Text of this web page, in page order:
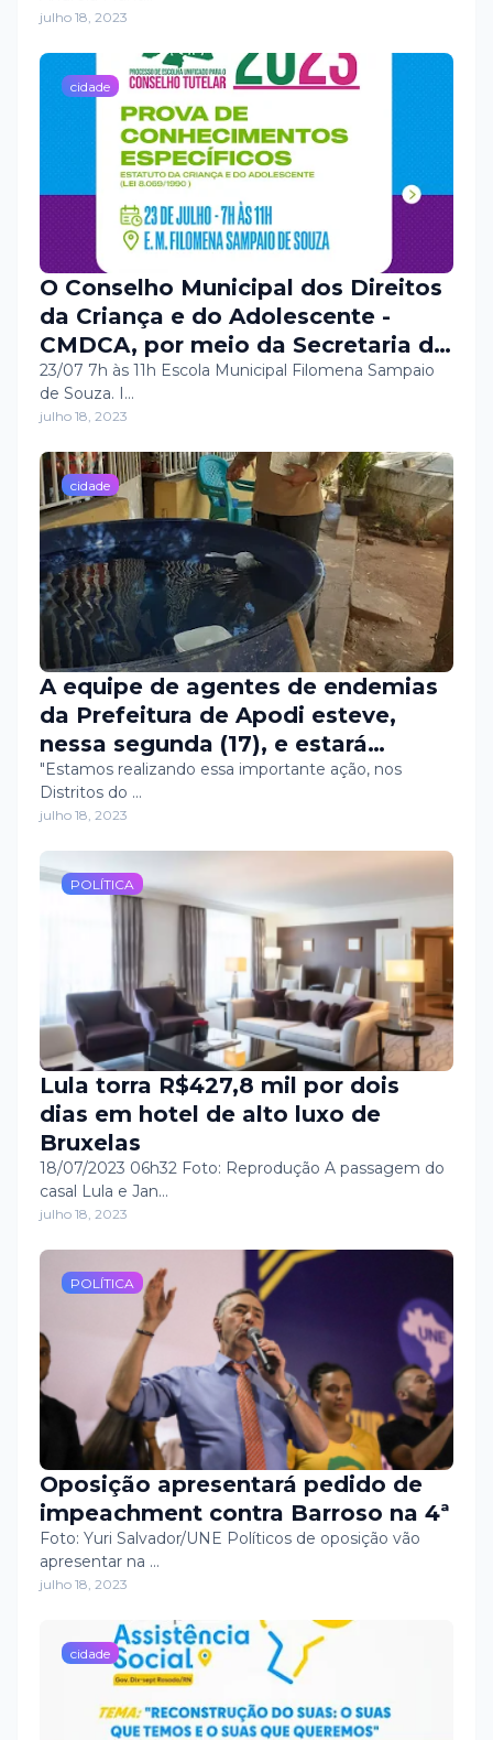
julho 18, 2023
cidade
O Conselho Municipal dos Direitos
da Criança e do Adolescente -
CMDCA, por meio da Secretaria do
Trabalho, Habitação e Assistência
Social, informa que a prova de
conhecimentos específicos, para
candidatos deferidos para o
Processo de Escolha Unificada
para o Conselho Tutelar, será
realizada no dia 23/07, das 7h ás
11h, na Escola Municipal Filomena
Sampaio de Souza.
23/07 7h às 11h Escola Municipal Filomena Sampaio
de Souza. I…
julho 18, 2023
cidade
A equipe de agentes de endemias
da Prefeitura de Apodi esteve,
nessa segunda (17), e estará
realizando, nesta terça (18), o
mutirão de visitas e trabalho no
combate ao Mosquito Aedes
Aegypti, no Distrito de Melancias.
"Estamos realizando essa importante ação, nos
Distritos do …
julho 18, 2023
POLÍTICA
Lula torra R$427,8 mil por dois
dias em hotel de alto luxo de
Bruxelas
18/07/2023 06h32 Foto: Reprodução A passagem do
casal Lula e Jan…
julho 18, 2023
POLÍTICA
Oposição apresentará pedido de
impeachment contra Barroso na 4ª
Foto: Yuri Salvador/UNE Políticos de oposição vão
apresentar na …
julho 18, 2023
cidade